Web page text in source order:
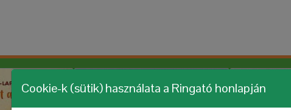
Cookie-k (sütik) használata a Ringató honlapján